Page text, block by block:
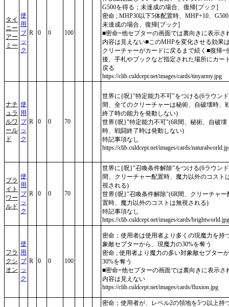
タイ
ニー
アー
ミー
使
用
ブ
ッ
ク
R 0 0 100
G500を得る；未達成の場合、復帰[ブック]
密命 ; MHP30以下5体配置時、MHP+10、
未達成の場合、復帰[ブック]
■密命=他セプターの画面では裏向きに表示さ
内容は見えない■このMHPを変化させる効果
クリーチャーがカードに戻るまで続く■復帰=
後、手札やブックなど指定された場所にカー
戻る
https://clib.culdcept.net/images/cards/tinyarmy.jpg
ナチ
ュラ
ルワ
ール
ド
使
用
ブ
ッ
ク
R 0 0 70
世界に{呪}"特定能力不可"をつける(6ラウン
間、全てのクリーチャーは秘術、自破壊時、
終了時の能力を発動しない)
世界{呪}"特定能力不可"(6R間、秘術、自破壊
時、戦闘終了時は発動しない)
特記事項なし
https://clib.culdcept.net/images/cards/
ブラ
イト
ワー
ルド
使
用
ブ
ッ
ク
R 0 0 70
世界に{呪}"召喚条件解除"をつける(6ラウン
間、クリーチャー配置時、魔力以外のコスト
視される)
世界{呪}"召喚条件解除"(6R間、クリーチャー
置時、魔力以外のコストは無視される)
特記事項なし
https://clib.culdcept.net/images/cards/brightworld.jpg
フラ
クシ
オン
使
用
ブ
ッ
ク
R 0 0 100
密命；使用者は使用者より多くの現魔力を持
象敵セプターから、現魔力の30%を奪う
密命 ; 使用者より魔力の多い対象敵セプター
30%を奪う
■密命=他セプターの画面では裏向きに表示さ
内容は見えない
https://clib.culdcept.net/images/cards/fluxion.jpg
密命；使用者が、レベル2の領地を5つ以上持